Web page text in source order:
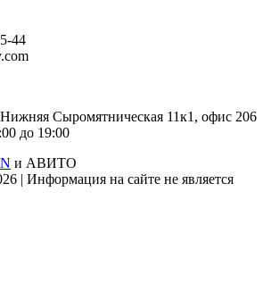
44
Сыромятническая 11к1, офис 206
до 19:00
и АВИТО
| Информация на сайте не является